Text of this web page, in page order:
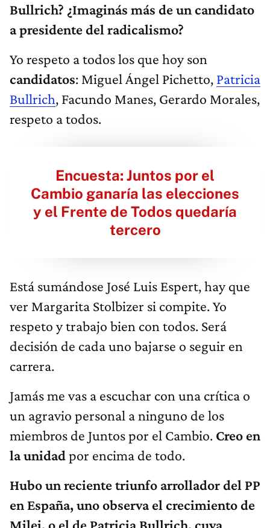
Bullrich? ¿Imaginás más de un candidato
a presidente del radicalismo?
Yo respeto a todos los que hoy son
candidatos: Miguel Ángel Pichetto, Patricia
Bullrich, Facundo Manes, Gerardo Morales,
respeto a todos.
Encuesta: Juntos por el
Cambio ganaría las elecciones
y el Frente de Todos quedaría
tercero
Está sumándose José Luis Espert, hay que
ver Margarita Stolbizer si compite. Yo
respeto y trabajo bien con todos. Será
decisión de cada uno bajarse o seguir en
carrera.
Jamás me vas a escuchar con una crítica o
un agravio personal a ninguno de los
miembros de Juntos por el Cambio. Creo en
la unidadpor encima de todo.
Hubo un reciente triunfo arrollador del PP
en España, uno observa el crecimiento de
Milei, o el de Patricia Bullrich, cuya